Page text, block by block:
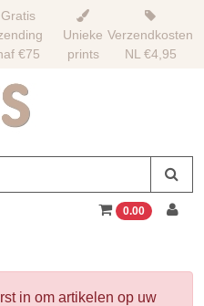
Gratis
€75
Unieke
prints
Verzendkosten
NL €4,95
0.00
in om artikelen op uw